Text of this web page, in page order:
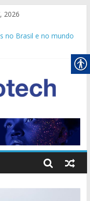
2026
no Brasil e no mundo
internacional
online gratuitos!